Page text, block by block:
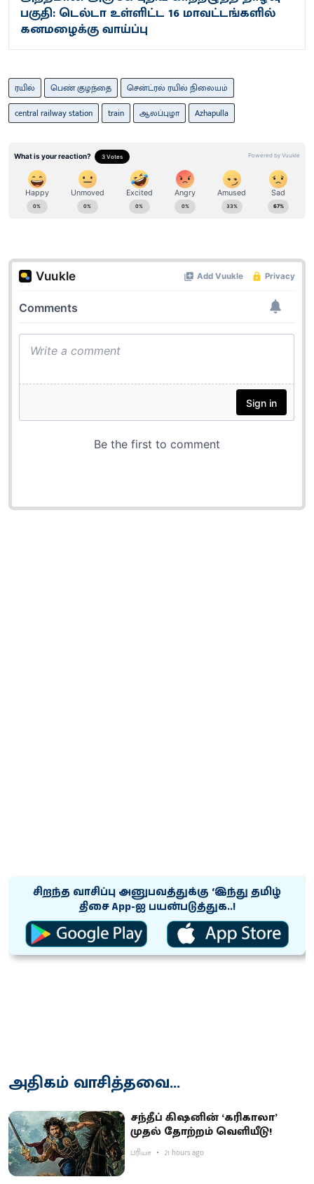
பகுதி: டெல்டா உள்ளிட்ட 16 மாவட்டங்களில்
கனமழைக்கு வாய்ப்பு
ரயில் பெண் குழந்தை
சென்ட்ரல் ரயில் நிலையம்
central railway station
train ஆலப்புழா Azhapulla
சிறந்த வாசிப்பு அனுபவத்துக்கு ‘இந்து தமிழ்
திசை App-ஐ பயன்படுத்துக..!
அதிகம் வாசித்தவை...
சந்தீப் கிஷனின் ‘கரிகாலா’
முதல் தோற்றம் வெளியீடு!
ப்ரியா 21 hours ago